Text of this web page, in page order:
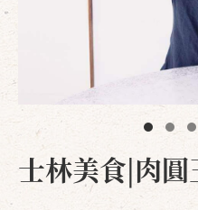
士林美食|肉